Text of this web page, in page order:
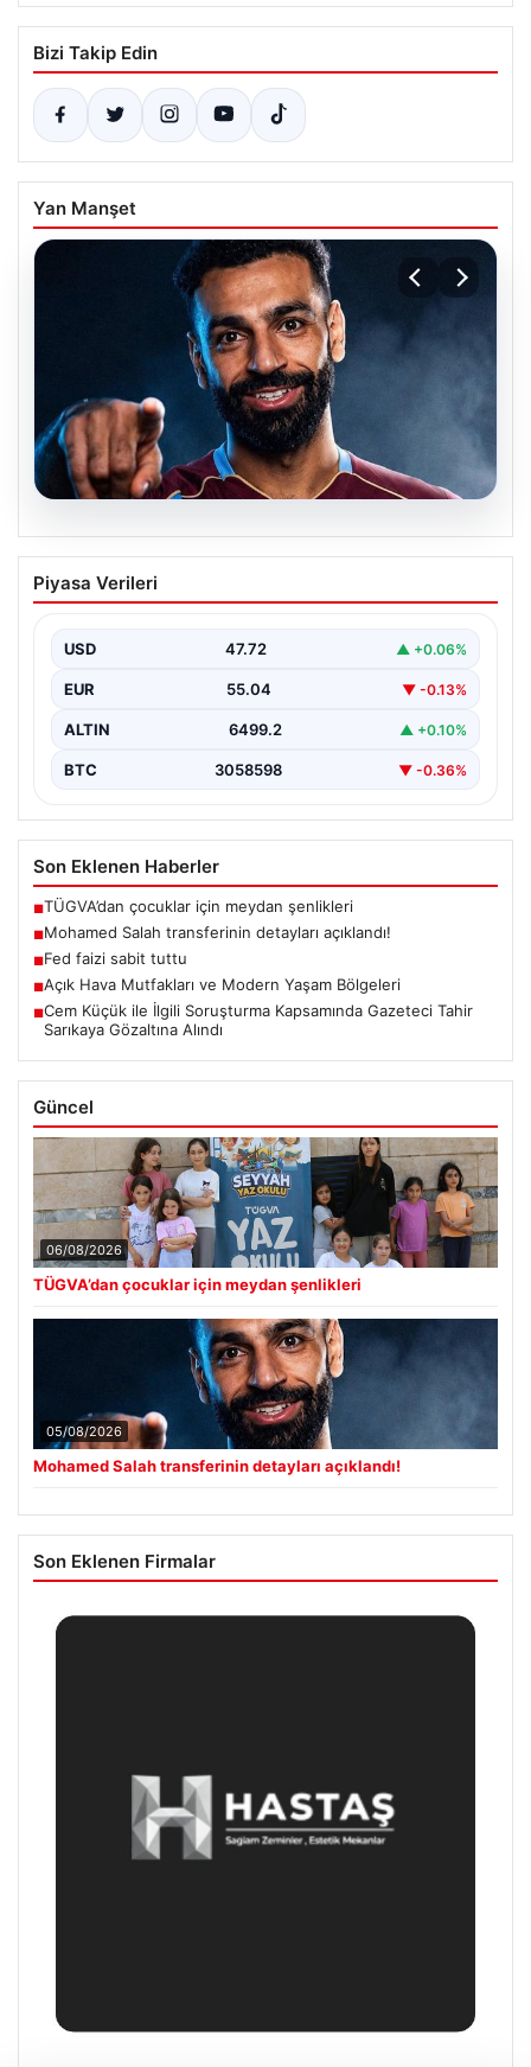
Bizi Takip Edin
Yan Manşet
05.08.2026
Mohamed Salah transferinin detayları
açıklandı!
Piyasa Verileri
USD 47.72 ▲ +0.06%
EUR 55.04 ▼ -0.13%
ALTIN 6499.2 ▲ +0.10%
BTC 3058598 ▼ -0.36%
Son Eklenen Haberler
■TÜGVA’dan çocuklar için meydan şenlikleri
■Mohamed Salah transferinin detayları açıklandı!
■Fed faizi sabit tuttu
■Açık Hava Mutfakları ve Modern Yaşam Bölgeleri
■Cem Küçük ile İlgili Soruşturma Kapsamında Gazeteci Tahir
Sarıkaya Gözaltına Alındı
Güncel
06/08/2026
TÜGVA’dan çocuklar için meydan şenlikleri
05/08/2026
Mohamed Salah transferinin detayları açıklandı!
Son Eklenen Firmalar